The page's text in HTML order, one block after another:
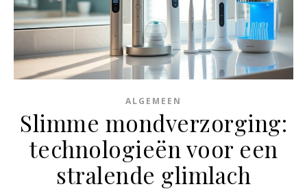
ALGEMEEN
Slimme mondverzorging:
technologieën voor een
stralende glimlach